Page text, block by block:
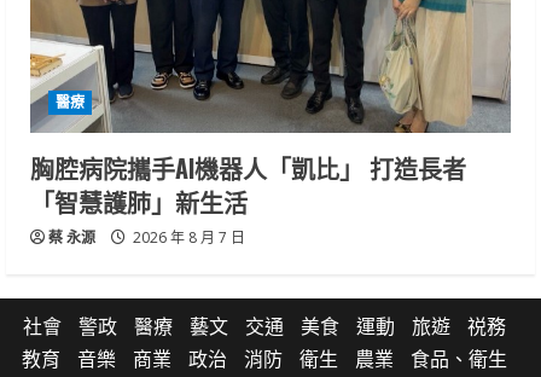
醫療
胸腔病院攜手AI機器人「凱比」 打造長者
「智慧護肺」新生活
蔡 永源 2026 年 8 月 7 日
社會 警政 醫療 藝文 交通 美食 運動 旅遊
祱務
教育
音樂 商業 政治 消防 衛生 農業 食品、衛生